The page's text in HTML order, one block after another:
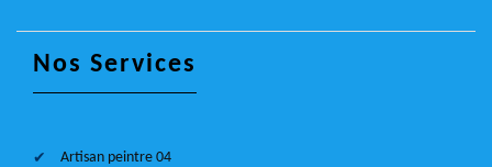
Nos Services
Artisan peintre 04